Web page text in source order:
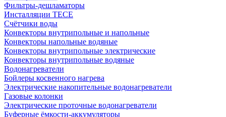
Фильтры-дешламаторы
Инсталляции TECE
Счётчики воды
Конвекторы внутрипольные и напольные
Конвекторы напольные водяные
Конвекторы внутрипольные электрические
Конвекторы внутрипольные водяные
Водонагреватели
Бойлеры косвенного нагрева
Электрические накопительные водонагреватели
Газовые колонки
Электрические проточные водонагреватели
Буферные ёмкости-аккумуляторы